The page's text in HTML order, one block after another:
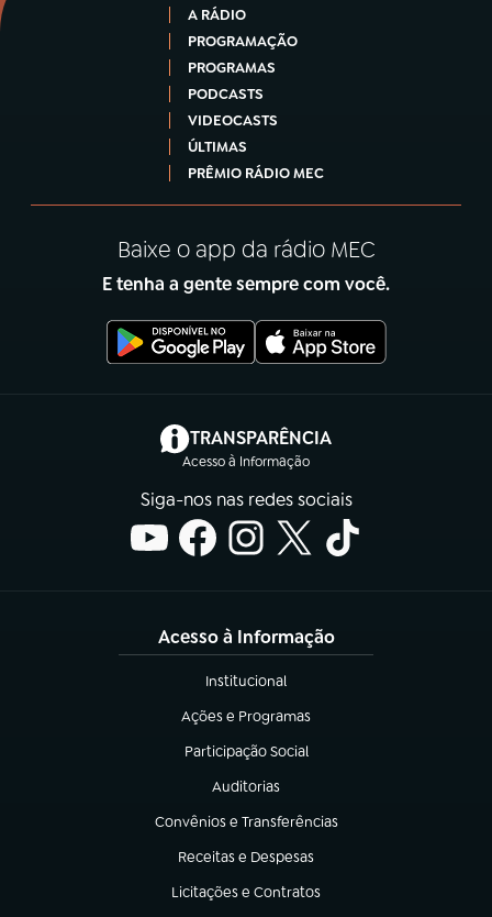
A RÁDIO
PROGRAMAÇÃO
PROGRAMAS
PODCASTS
VIDEOCASTS
ÚLTIMAS
PRÊMIO RÁDIO MEC
Baixe o app da rádio MEC
E tenha a gente sempre com você.
TRANSPARÊNCIA
Acesso à Informação
(abre em nova aba)
Siga-nos nas redes sociais
Acesso à Informação
Institucional
(abre em nova aba)
Ações e Programas
(abre em nova aba)
Participação Social
(abre em nova aba)
Auditorias
(abre em nova aba)
Convênios e Transferências
(abre em nova aba)
Receitas e Despesas
(abre em nova aba)
Licitações e Contratos
(abre em nova aba)